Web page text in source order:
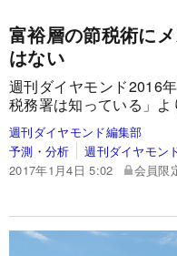
富裕層の節税術に
はない
週刊ダイヤモンド2016
税務署は知っている」よ
週刊ダイヤモンド編集部
予測・分析
週刊ダイヤモン
2017年1月4日 5:02
会員限